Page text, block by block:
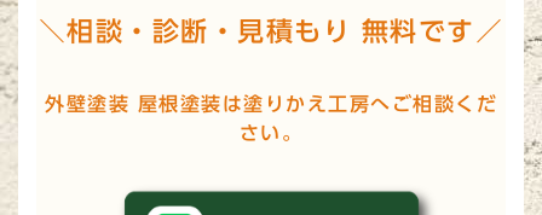
＼相談・診断・見積もり 無料です／
外壁塗装 屋根塗装は塗りかえ工房へご相談くだ
さい。